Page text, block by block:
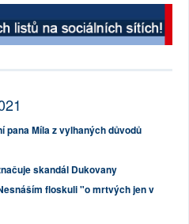
pana Míla z vylhaných důvodů
skandál Dukovany
floskuli "o mrtvých jen v